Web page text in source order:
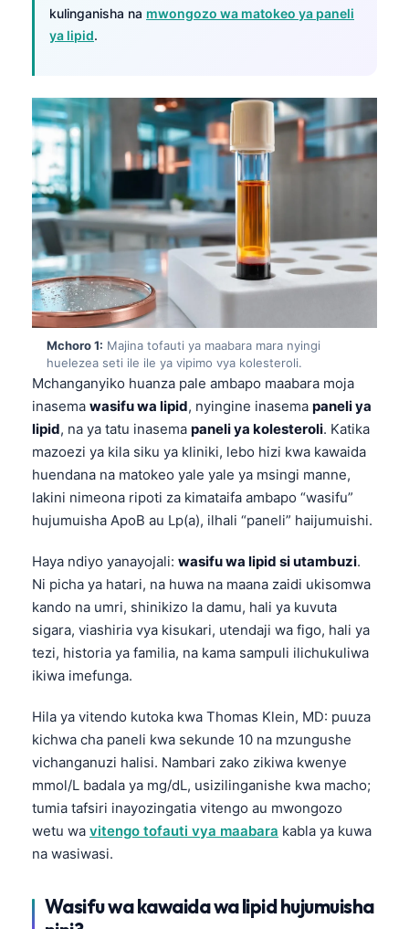
kulinganisha na mwongozo wa matokeo ya paneli
ya lipid.
Mchoro 1: Majina tofauti ya maabara mara nyingi
huelezea seti ile ile ya vipimo vya kolesteroli.
Mchanganyiko huanza pale ambapo maabara moja
inasema wasifu wa lipid, nyingine inasema paneli ya
lipid, na ya tatu inasema paneli ya kolesteroli. Katika
mazoezi ya kila siku ya kliniki, lebo hizi kwa kawaida
huendana na matokeo yale yale ya msingi manne,
lakini nimeona ripoti za kimataifa ambapo “wasifu”
hujumuisha ApoB au Lp(a), ilhali “paneli” haijumuishi.
Haya ndiyo yanayojali: wasifu wa lipid si utambuzi.
Ni picha ya hatari, na huwa na maana zaidi ukisomwa
kando na umri, shinikizo la damu, hali ya kuvuta
sigara, viashiria vya kisukari, utendaji wa figo, hali ya
tezi, historia ya familia, na kama sampuli ilichukuliwa
ikiwa imefunga.
Hila ya vitendo kutoka kwa Thomas Klein, MD: puuza
kichwa cha paneli kwa sekunde 10 na mzungushe
vichanganuzi halisi. Nambari zako zikiwa kwenye
mmol/L badala ya mg/dL, usizilinganishe kwa macho;
tumia tafsiri inayozingatia vitengo au mwongozo
wetu wa vitengo tofauti vya maabara kabla ya kuwa
na wasiwasi.
Wasifu wa kawaida wa lipid hujumuisha